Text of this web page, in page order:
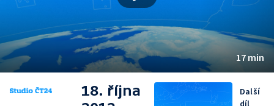
17 min
18. října
Další
díl